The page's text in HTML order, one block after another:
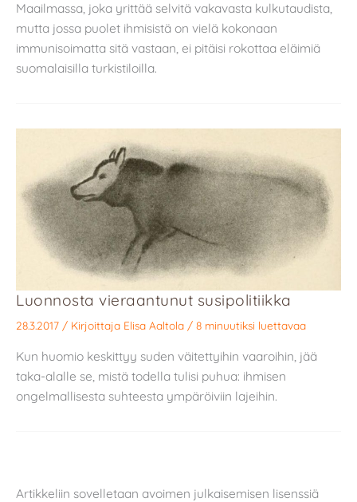
Maailmassa, joka yrittää selvitä vakavasta kulkutaudista,
mutta jossa puolet ihmisistä on vielä kokonaan
immunisoimatta sitä vastaan, ei pitäisi rokottaa eläimiä
suomalaisilla turkistiloilla.
Luonnosta vieraantunut susipolitiikka
28.3.2017 / Kirjoittaja Elisa Aaltola / 8 minuutiksi luettavaa
Kun huomio keskittyy suden väitettyihin vaaroihin, jää
taka-alalle se, mistä todella tulisi puhua: ihmisen
ongelmallisesta suhteesta ympäröiviin lajeihin.
Artikkeliin sovelletaan avoimen julkaisemisen lisenssiä